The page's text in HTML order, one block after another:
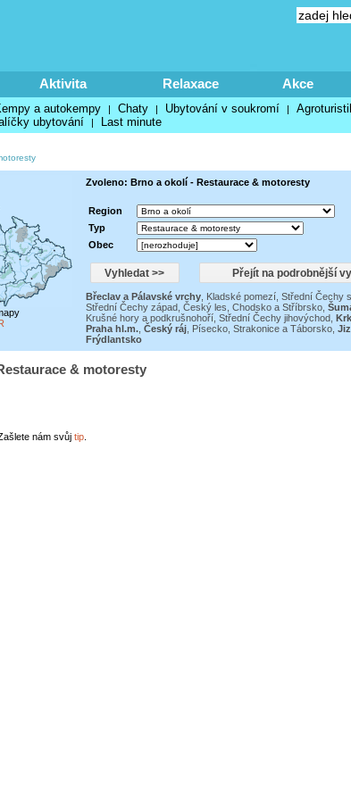
Aktivita Relaxace Akce
a autokempy | Chaty | Ubytování v soukromí |
ubytování | Last minute
Zvoleno: Brno a okolí - Restaurace & motoresty
Region
Typ
Obec
Břeclav a Pálavské vrchy, Kladské pomezí, Střední Čechy
Střední Čechy západ, Český les, Chodsko a Stříbrsko,
Krušné hory a podkrušnohoří, Střední Čechy jihovýchod,
Praha hl.m., Český ráj, Písecko, Strakonice a Táborsko,
Frýdlantsko
& motoresty
nám svůj tip.